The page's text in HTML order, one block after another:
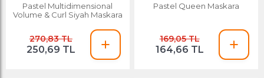
Pastel Multidimensional
Volume & Curl Siyah Maskara
270,83 TL
250,69 TL
Pastel Queen Maskara
169,05 TL
164,66 TL